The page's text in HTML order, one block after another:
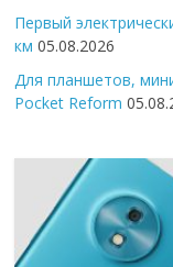
Первый
км 05.08.2026
Для планшетов,
Pocket Reform